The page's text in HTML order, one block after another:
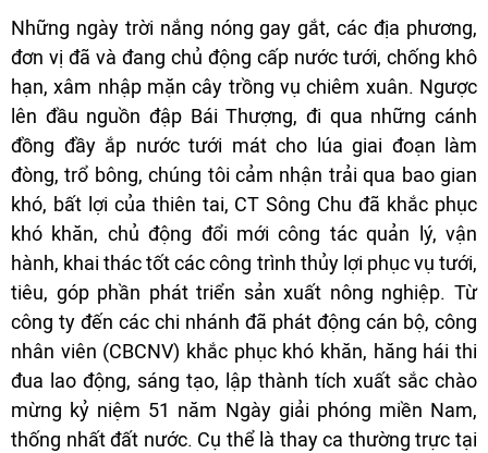
Những ngày trời nắng nóng gay gắt, các địa phương,
đơn vị đã và đang chủ động cấp nước tưới, chống khô
hạn, xâm nhập mặn cây trồng vụ chiêm xuân. Ngư­ợc
lên đầu nguồn đập Bái Thượng, đi qua những cánh
đồng đầy ắp nước tưới mát cho lúa giai đoạn làm
đòng, trổ bông, chúng tôi cảm nhận trải qua bao gian
khó, bất lợi của thiên tai, CT Sông Chu đã khắc phục
khó khăn, chủ động đổi mới công tác quản lý, vận
hành, khai thác tốt các công trình thủy lợi phục vụ tưới,
tiêu, góp phần phát triển sản xuất nông nghiệp. Từ
công ty đến các chi nhánh đã phát động cán bộ, công
nhân viên (CBCNV) khắc phục khó khăn, hăng hái thi
đua lao động, sáng tạo, lập thành tích xuất sắc chào
mừng kỷ niệm 51 năm Ngày giải phóng miền Nam,
thống nhất đất nước. Cụ thể là thay ca thư­ờng trực tại